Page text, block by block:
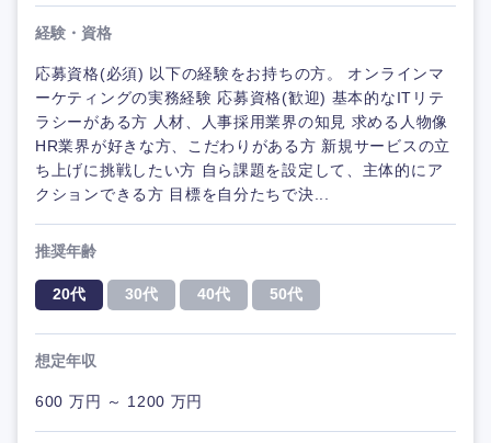
経験・資格
応募資格(必須) 以下の経験をお持ちの方。 オンラインマ
ーケティングの実務経験 応募資格(歓迎) 基本的なITリテ
ラシーがある方 人材、人事採用業界の知見 求める人物像
HR業界が好きな方、こだわりがある方 新規サービスの立
ち上げに挑戦したい方 自ら課題を設定して、主体的にア
クションできる方 目標を自分たちで決...
推奨年齢
20代 30代 40代 50代
想定年収
600 万円 ～ 1200 万円